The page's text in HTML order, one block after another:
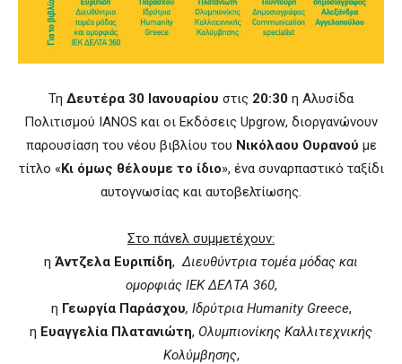
Τη Δευτέρα 30 Ιανουαρίου στις 20:30 η Αλυσίδα
Πολιτισμού IANOS και οι Εκδόσεις Upgrow, διοργανώνουν
παρουσίαση του νέου βιβλίου του Νικόλαου Ουρανού με
τίτλο «Κι όμως θέλουμε το ίδιο», ένα συναρπαστικό ταξίδι
αυτογνωσίας και αυτοβελτίωσης.
Στο πάνελ συμμετέχουν:
η Άντζελα Ευριπίδη,Διευθύντρια τομέα μόδας και
ομορφιάς ΙΕΚ ΔΕΛΤΑ 360,
η Γεωργία Παράσχου, Ιδρύτρια Humanity Greece,
η Ευαγγελία Πλατανιώτη, Ολυμπιονίκης Καλλιτεχνικής
Κολύμβησης,